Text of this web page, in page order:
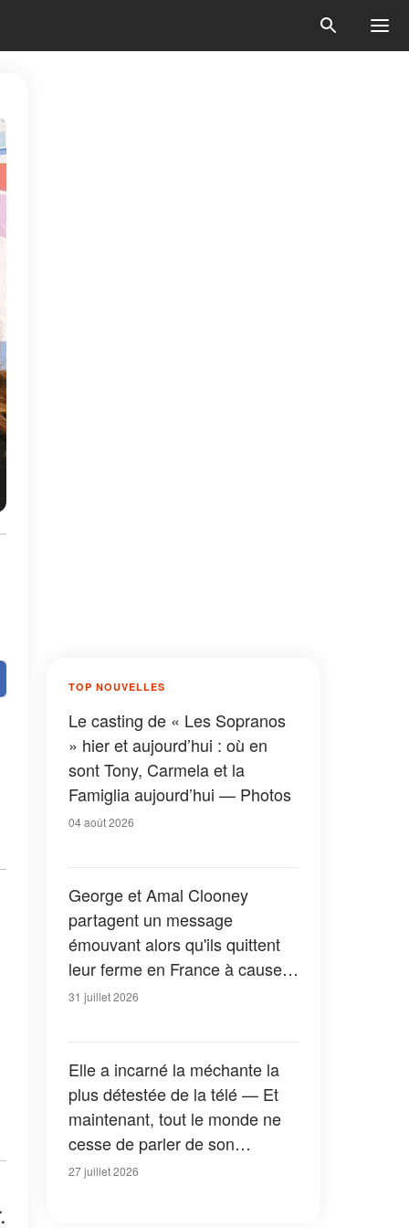
TOP NOUVELLES
Le casting de « Les Sopranos
» hier et aujourd’hui : où en
sont Tony, Carmela et la
Famiglia aujourd’hui — Photos
04 août 2026
George et Amal Clooney
partagent un message
émouvant alors qu'ils quittent
leur ferme en France à cause
des feux de forêt — Tous les
31 juillet 2026
Elle a incarné la méchante la
plus détestée de la télé — Et
maintenant, tout le monde ne
cesse de parler de son
apparition dans la nouvelle
27 juillet 2026